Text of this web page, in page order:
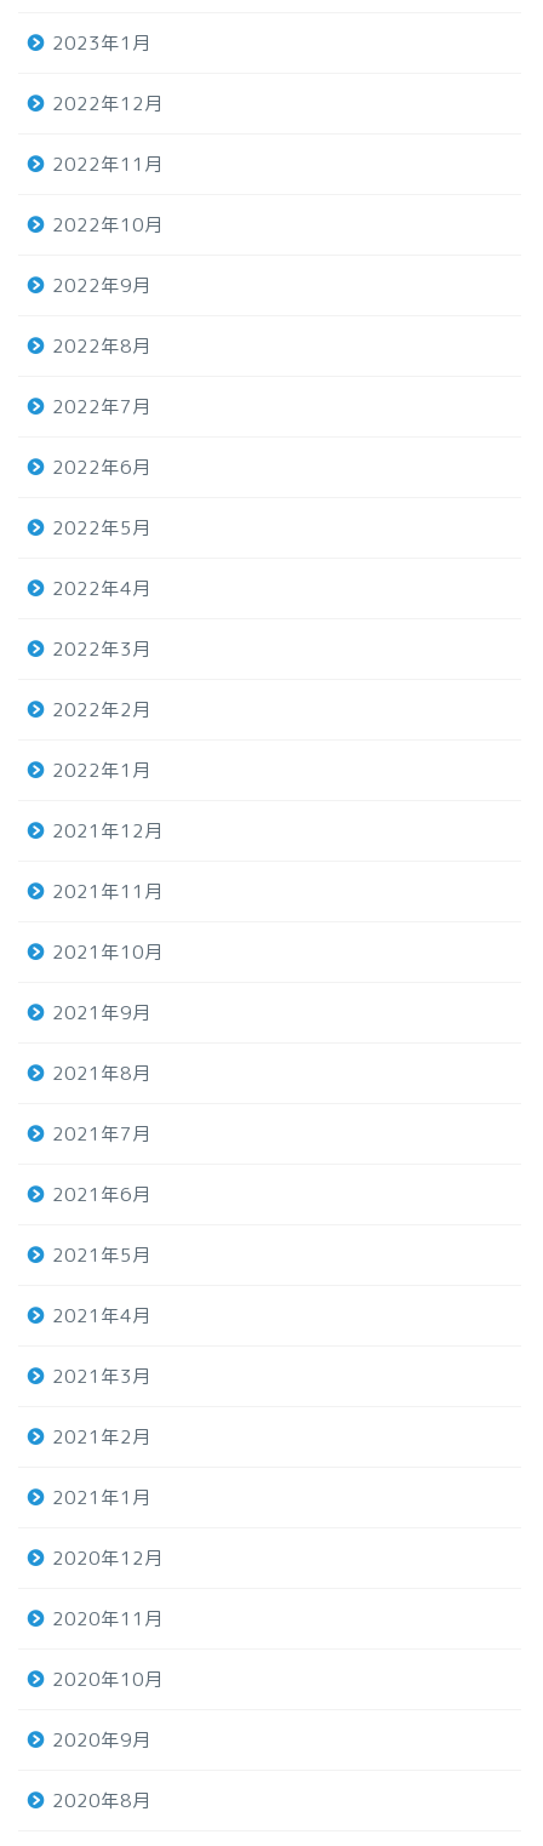
2023年1月
2022年12月
2022年11月
2022年10月
2022年9月
2022年8月
2022年7月
2022年6月
2022年5月
2022年4月
2022年3月
2022年2月
2022年1月
2021年12月
2021年11月
2021年10月
2021年9月
2021年8月
2021年7月
2021年6月
2021年5月
2021年4月
2021年3月
2021年2月
2021年1月
2020年12月
2020年11月
2020年10月
2020年9月
2020年8月